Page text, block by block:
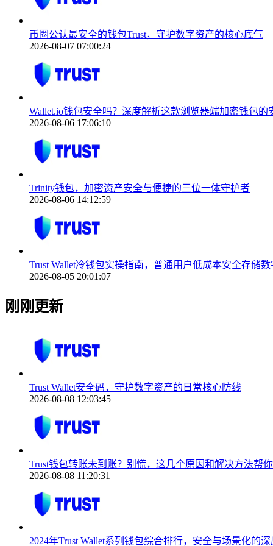
币圈公认最安全的钱包Trust，守护数字资产的核心底气
2026-08-07 07:00:24
Wallet.io钱包安全吗？深度解析这款浏览器端加密钱包的
2026-08-06 17:06:10
Trinity钱包，加密资产安全与便捷的三位一体守护者
2026-08-06 14:12:59
Trust Wallet冷钱包实操指南，普通用户低成本安全存储数
2026-08-05 20:01:07
刚刚更新
Trust Wallet安全码，守护数字资产的日常核心防线
2026-08-08 12:03:45
Trust钱包转账未到账？别慌，这几个原因和解决方法帮
2026-08-08 11:20:31
2024年Trust Wallet系列钱包综合排行，安全与场景化的